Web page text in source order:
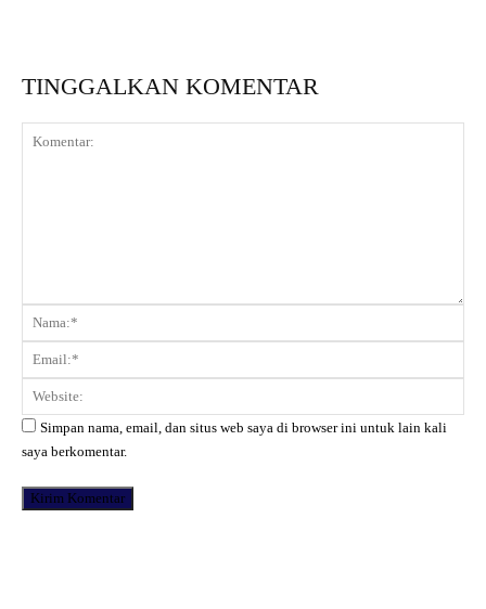
TINGGALKAN KOMENTAR
Komentar:
Simpan nama, email, dan situs web saya di browser ini untuk lain kali
saya berkomentar.